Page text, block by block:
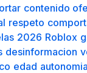
contenido
respeto
2026 Roblox
desinformacion
edad autonomia